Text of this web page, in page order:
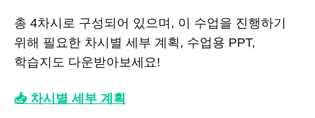
총 4차시로 구성되어 있으며, 이 수업을 진행하기
위해 필요한 차시별 세부 계획, 수업용 PPT,
학습지도 다운받아보세요!
📥 차시별 세부 계획